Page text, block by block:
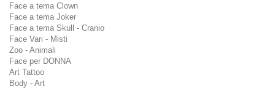
Face a tema Clown
Face a tema Joker
Face a tema Skull - Cranio
Face Vari - Misti
Zoo - Animali
Face per DONNA
Art Tattoo
Body - Art